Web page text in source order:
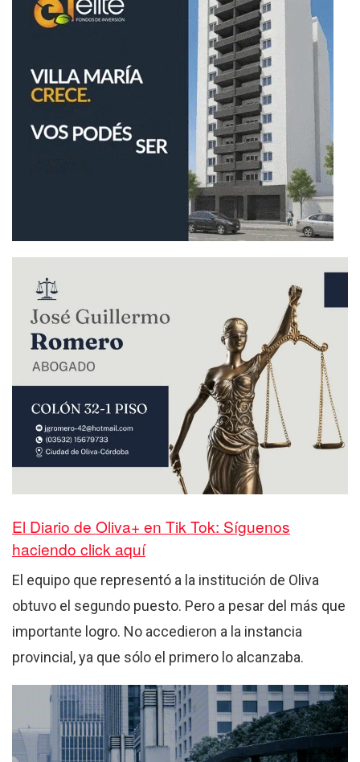
El Diario de Oliva+ en Tik Tok: Síguenos
haciendo click aquí
El equipo que representó a la institución de Oliva
obtuvo el segundo puesto. Pero a pesar del más que
importante logro. No accedieron a la instancia
provincial, ya que sólo el primero lo alcanzaba.